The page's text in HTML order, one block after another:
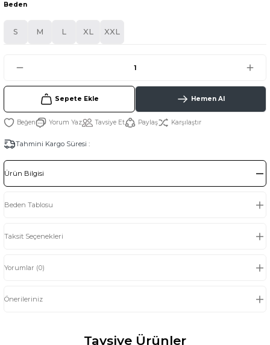
Beden
S M L XL XXL
Sepete Ekle Hemen Al
Yorum Yaz Tavsiye Et Paylaş Karşılaştır
Tahmini Kargo Süresi :
Ürün Bilgisi
Beden Tablosu
Taksit Seçenekleri
Yorumlar (0)
Önerileriniz
Tavsiye Ürünler